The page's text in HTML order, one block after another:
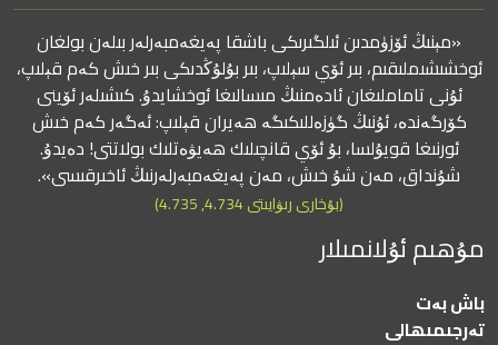
«مېنىڭ ئۆزۈمدىن ئىلگىرىكى باشقا پەيغەمبەرلەر بىلەن بولغان
ئوخشىشىملىقىم، بىر ئۆي سېلىپ، بىر بۇلۇڭدىكى بىر خىش كەم قېلىپ،
ئۇنى تاماملىغان ئادەمنىڭ مىسالىغا ئوخشايدۇ. كىشىلەر ئۆينى
كۆرگەندە، ئۇنىڭ گۈزەللىكىگە ھەيران قېلىپ: ئەگەر كەم خىش
ئورنىغا قويۇلسا، بۇ ئۆي قانچىلىك ھەيۋەتلىك بولاتتى! دەيدۇ.
شۇنداق، مەن شۇ خىش، مەن پەيغەمبەرلەرنىڭ ئاخىرقىسى».
(بۇخارى رىۋايىتى 4.734, 4.735)
مۇھىم ئۇلانمىلار
باش بەت
تەرجىمىھالى